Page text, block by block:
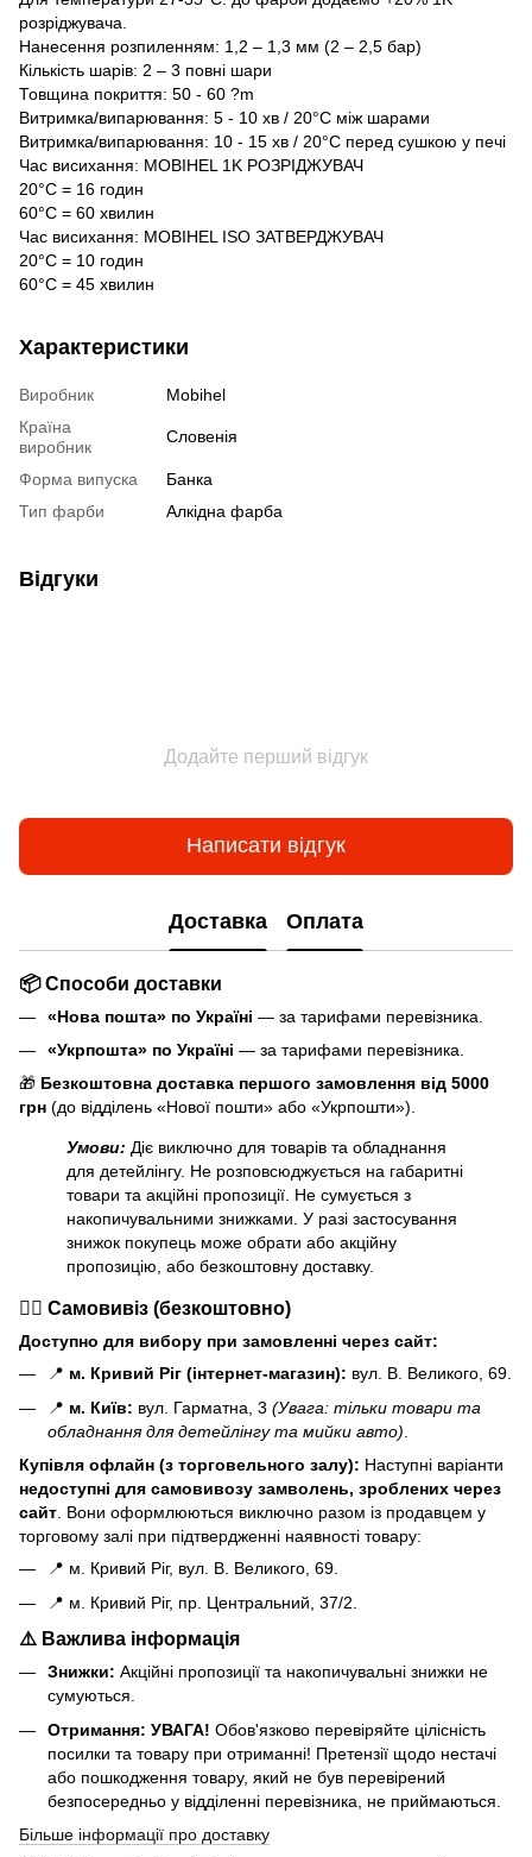
розріджувача.
Нанесення розпиленням: 1,2 – 1,3 мм (2 – 2,5 бар)
Кількість шарів: 2 – 3 повні шари
Товщина покриття: 50 - 60 ?m
Витримка/випарювання: 5 - 10 хв / 20°C між шарами
Витримка/випарювання: 10 - 15 хв / 20°C перед сушкою у печі
Час висихання: MOBIHEL 1K РОЗРІДЖУВАЧ
20°C = 16 годин
60°C = 60 хвилин
Час висихання: MOBIHEL ISO ЗАТВЕРДЖУВАЧ
20°C = 10 годин
60°C = 45 хвилин
Характеристики
Виробник
Mobihel
Країна
виробник
Словенія
Форма випуска
Банка
Тип фарби
Алкідна фарба
Відгуки
Додайте перший відгук
Написати відгук
Доставка Оплата
📦 Способи доставки
«Нова пошта» по Україні — за тарифами перевізника.
«Укрпошта» по Україні — за тарифами перевізника.
🎁 Безкоштовна доставка першого замовлення від 5000
грн (до відділень «Нової пошти» або «Укрпошти»).
Умови: Діє виключно для товарів та обладнання
для детейлінгу. Не розповсюджується на габаритні
товари та акційні пропозиції. Не сумується з
накопичувальними знижками. У разі застосування
знижок покупець може обрати або акційну
пропозицію, або безкоштовну доставку.
🏃‍♂️ Самовивіз (безкоштовно)
Доступно для вибору при замовленні через сайт:
📍 м. Кривий Ріг (інтернет-магазин): вул. В. Великого, 69.
📍 м. Київ: вул. Гарматна, 3 (Увага: тільки товари та
обладнання для детейлінгу та мийки авто)
Купівля офлайн (з торговельного залу): Наступні варіанти
недоступні для самовивозу замволень, зроблених через
сайт . Вони оформлюються виключно разом із продавцем у
торговому залі при підтвердженні наявності товару:
📍 м. Кривий Ріг, вул. В. Великого, 69.
📍 м. Кривий Ріг, пр. Центральний, 37/2.
⚠️ Важлива інформація
Знижки: Акційні пропозиції та накопичувальні знижки не
сумуються.
Отримання: УВАГА! Обов'язково перевіряйте цілісність
посилки та товару при отриманні! Претензії щодо нестачі
або пошкодження товару, який не був перевірений
безпосередньо у відділенні перевізника, не приймаються.
Більше інформації про доставку